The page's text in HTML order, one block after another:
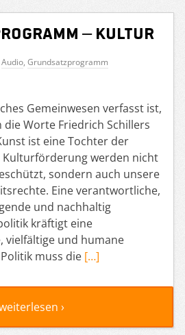
– Kultur
Audio, Grundsatzprogramm
Gemeinwesen verfasst ist,
Worte Friedrich Schillers
ist eine Tochter der
Kulturförderung werden nicht
sondern auch unsere
Eine verantwortliche,
und nachhaltig
kräftigt eine
und humane
muss die […]
›